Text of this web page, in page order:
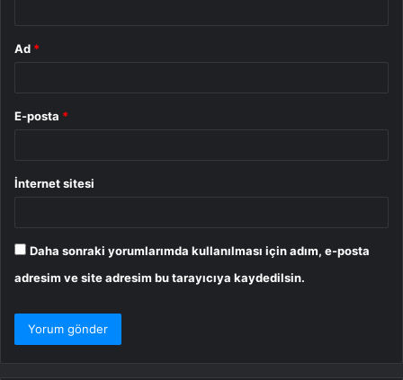
Ad *
E-posta *
İnternet sitesi
Daha sonraki yorumlarımda kullanılması için adım, e-posta
adresim ve site adresim bu tarayıcıya kaydedilsin.